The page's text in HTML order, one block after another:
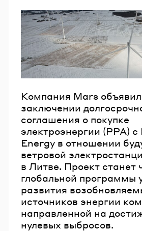
Компания Mars
заключении
соглашения о покупке
электроэнергии (PPA)
Energy в отношении
ветровой
в Литве. Проект станет
глобальной программы
развития
источников энергии
направленной на
нулевых выбросов.
Пароль
ВОЙТИ